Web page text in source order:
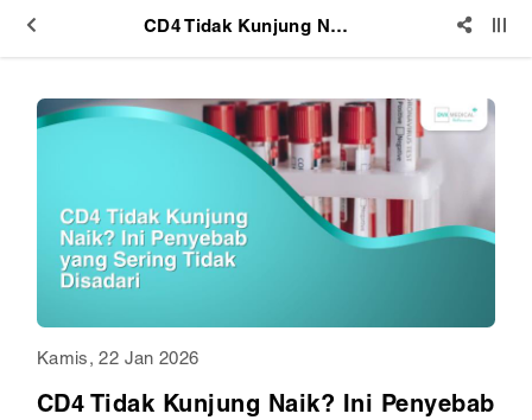
CD4 Tidak Kunjung Naik? Ini Penyebab yang Sering Tidak Disadari
Kamis, 22 Jan 2026
CD4 Tidak Kunjung Naik? Ini Penyebab